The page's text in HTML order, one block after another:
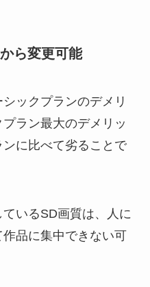
ら変更可能
ックプランのデメリ
ラン最大のデメリッ
ンに比べて劣ることで
いるSD画質は、人に
品に集中できない可